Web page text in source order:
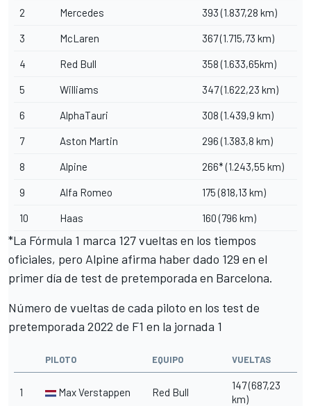
2 Mercedes 393 (1.837,28 km)
3 McLaren 367 (1.715,73 km)
4 Red Bull 358 (1.633,65km)
5 Williams 347 (1.622,23 km)
6 AlphaTauri 308 (1.439,9 km)
7 Aston Martin 296 (1.383,8 km)
8 Alpine 266* (1.243,55 km)
9 Alfa Romeo 175 (818,13 km)
10 Haas 160 (796 km)
*La Fórmula 1 marca 127 vueltas en los tiempos
oficiales, pero Alpine afirma haber dado 129 en el
primer día de test de pretemporada en Barcelona.
Número de vueltas de cada piloto en los test de
pretemporada 2022 de F1 en la jornada 1
PILOTO EQUIPO VUELTAS
1 Max Verstappen Red Bull
147 (687,23
km)